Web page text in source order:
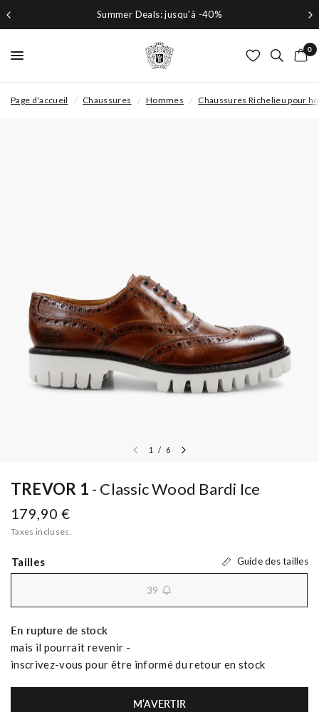
Summer Deals: jusqu'à -40%
0
Page d'accueil / Chaussures / Hommes / Chaussures Richelieu pour
1 / 6
TREVOR 1 Classic Wood Bardi Ice
179,90 €
Taxes incluses.
Tailles Guide des tailles
39
unavailable
En rupture de stock
mais il pourrait revenir -
inscrivez-vous pour être informé du retour en stock
M’AVERTIR